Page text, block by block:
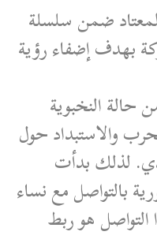
ضمن سلسلة
بهدف إضفاء رؤية
النخبوية
والاستبداد حول
لذلك بدأت
بالتواصل مع نساء
هو ربط